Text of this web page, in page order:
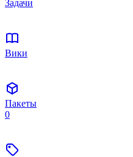
Задачи
Вики
Пакеты
0